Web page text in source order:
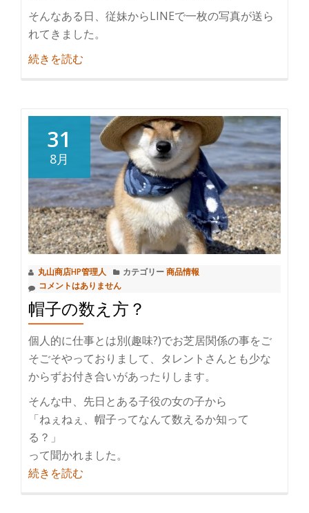
板
で
そんなある日、従妹からLINEで一枚の写真が送ら
れてきました。
続きを読む
で
か
牛
を
食
す
♪
31
8月
丸山商店HP管理人 カテゴリー商品情報
コメントはありません
帽子の数え方？
個人的に仕事とは別(趣味?)でお芝居関係の事をご
そごそやっておりまして、タレントさんとも少な
からずお付き合いがあったりします。
そんな中、先日とある子役の女の子から
「ねぇねぇ、帽子ってなんて数えるか知って
る？」
って聞かれました。
続きを読む